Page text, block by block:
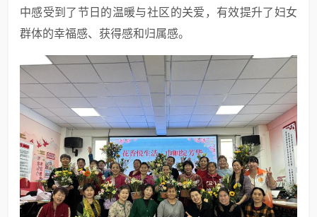
中感受到了节日的温暖与社区的关爱，有效提升了妇女
群体的幸福感、获得感和归属感。